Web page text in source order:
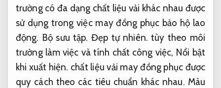
trường có đa dạng chất liệu vải khác nhau được
sử dụng trong việc may đồng phục bảo hộ lao
động. Bộ sưu tập. Đẹp tự nhiên. tùy theo môi
trường làm việc và tính chất công việc, Nổi bật
khi xuất hiện. chất liệu vải may đồng phục được
quy cách theo các tiêu chuẩn khác nhau. Màu